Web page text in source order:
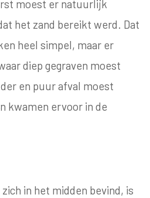
moest er natuurlijk
het zand bereikt werd. Dat
heel simpel, maar er
diep gegraven moest
en puur afval moest
kwamen ervoor in de
in het midden bevind, is